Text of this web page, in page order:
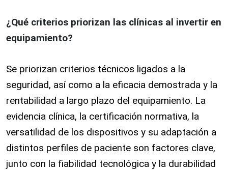
¿Qué criterios priorizan las clínicas al invertir en
equipamiento?
Se priorizan criterios técnicos ligados a la
seguridad, así como a la eficacia demostrada y la
rentabilidad a largo plazo del equipamiento. La
evidencia clínica, la certificación normativa, la
versatilidad de los dispositivos y su adaptación a
distintos perfiles de paciente son factores clave,
junto con la fiabilidad tecnológica y la durabilidad